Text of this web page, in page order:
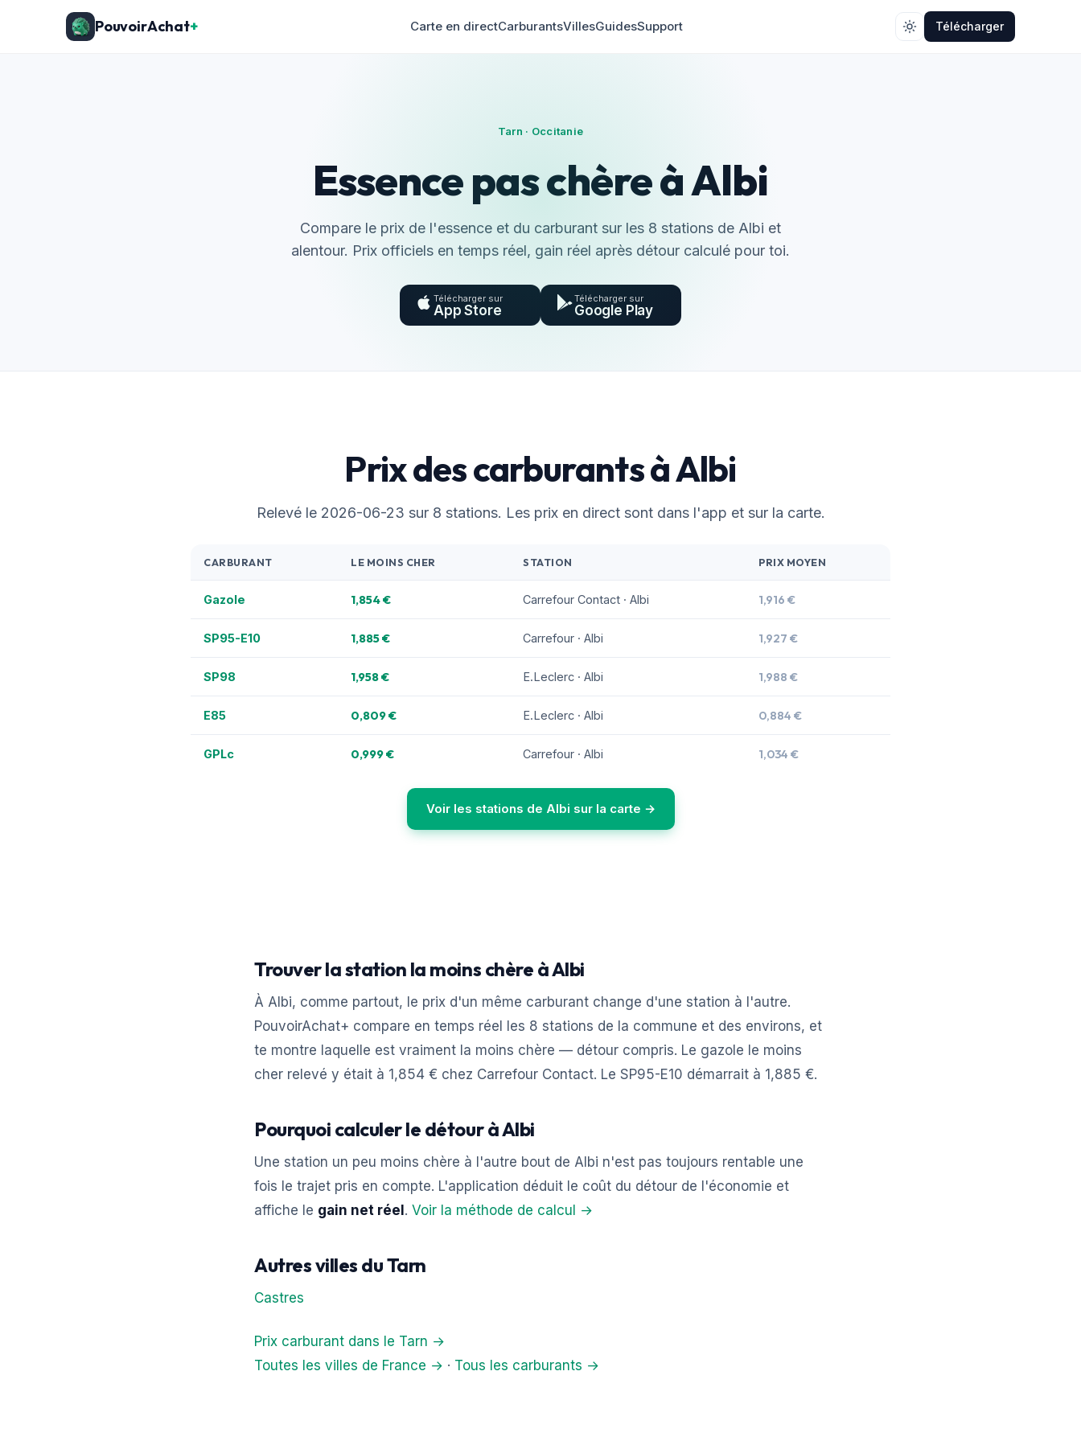
PouvoirAchat+ Carte en directCarburantsVillesGuidesSupport Télécharger
Tarn · Occitanie
Essence pas chère à Albi
Compare le prix de l'essence et du carburant sur les 8 stations de Albi et
alentour. Prix officiels en temps réel, gain réel après détour calculé pour toi.
Télécharger sur
App Store
Télécharger sur
Google Play
Prix des carburants à Albi
Relevé le 2026-06-23 sur 8 stations. Les prix en direct sont dans l'app et sur la carte.
CARBURANT LE MOINS CHER STATION PRIX MOYEN
Gazole 1,854 € Carrefour Contact · Albi 1,916 €
SP95-E10 1,885 € Carrefour · Albi 1,927 €
SP98 1,958 € E.Leclerc · Albi 1,988 €
E85 0,809 € E.Leclerc · Albi 0,884 €
GPLc 0,999 € Carrefour · Albi 1,034 €
Voir les stations de Albi sur la carte →
Trouver la station la moins chère à Albi
À Albi, comme partout, le prix d'un même carburant change d'une station à l'autre.
PouvoirAchat+ compare en temps réel les 8 stations de la commune et des environs, et
te montre laquelle est vraiment la moins chère — détour compris. Le gazole le moins
cher relevé y était à 1,854 € chez Carrefour Contact. Le SP95-E10 démarrait à 1,885 €.
Pourquoi calculer le détour à Albi
Une station un peu moins chère à l'autre bout de Albi n'est pas toujours rentable une
fois le trajet pris en compte. L'application déduit le coût du détour de l'économie et
affiche le gain net réel . Voir la méthode de calcul →
Autres villes du Tarn
Castres
Prix carburant dans le Tarn →
Toutes les villes de France → · Tous les carburants →